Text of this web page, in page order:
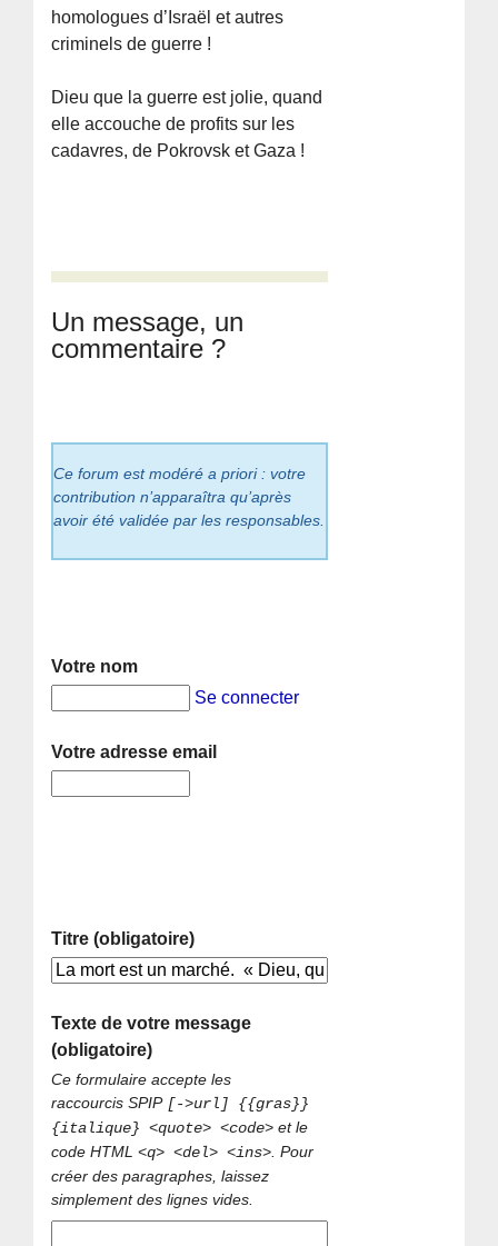
homologues d’Israël et autres
criminels de guerre !
Dieu que la guerre est jolie, quand
elle accouche de profits sur les
cadavres, de Pokrovsk et Gaza !
Un message, un
commentaire ?
Ce forum est modéré a priori : votre
contribution n’apparaîtra qu’après
avoir été validée par les responsables.
Votre nom
Se connecter
Votre adresse email
Titre (obligatoire)
Texte de votre message
(obligatoire)
Ce formulaire accepte les
raccourcis SPIP [->url] {{gras}}
{italique} <quote> <code> et le
code HTML<q> <del> <ins>. Pour
créer des paragraphes, laissez
simplement des lignes vides.